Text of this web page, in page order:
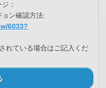
：
ン確認方法:
6033?
ている場合はご記入くだ